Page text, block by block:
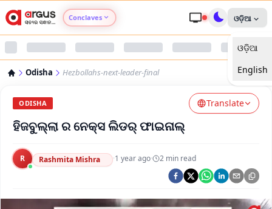
Conclaves
Argus Nari Shakti
Argus Swaad Odisha
ଓଡ଼ିଆ
ଓଡ଼ିଆ
English
Odisha Hezbollahs-next-leader-final
ODISHA Translate
ହିଜବୁଲ୍ଲା ର ନେକ୍ସ ଲିଡର୍ ଫାଇନାଲ୍
R Rashmita Mishra ·1 year ago· 2 min read